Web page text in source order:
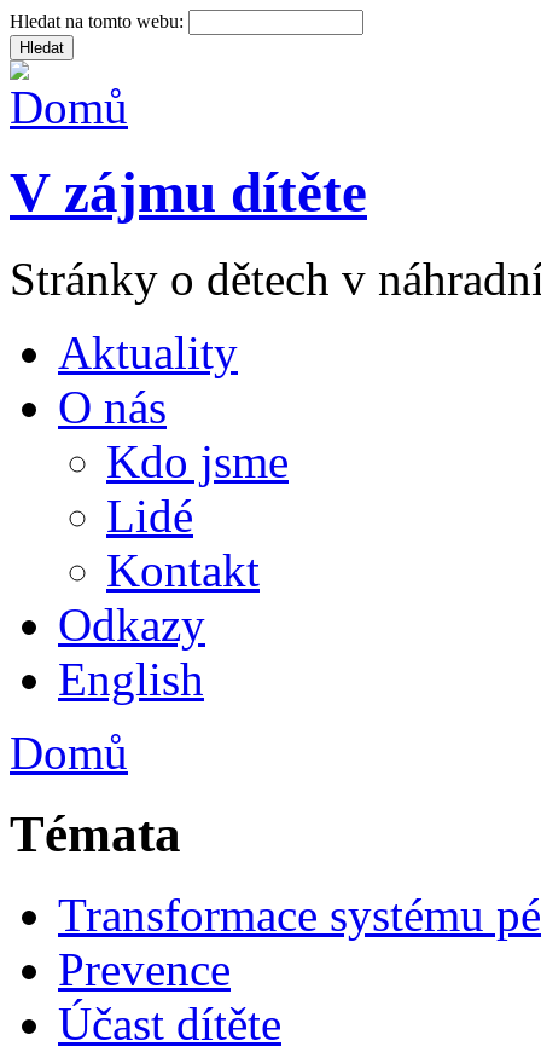
Hledat na tomto webu:
V zájmu dítěte
Stránky o dětech v
Aktuality
O nás
Kdo jsme
Lidé
Kontakt
Odkazy
English
Domů
Témata
Transformace systému
Prevence
Účast dítěte